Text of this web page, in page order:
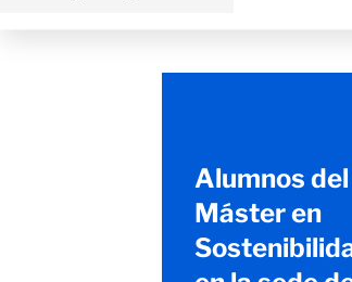
Alumnos
Máster en